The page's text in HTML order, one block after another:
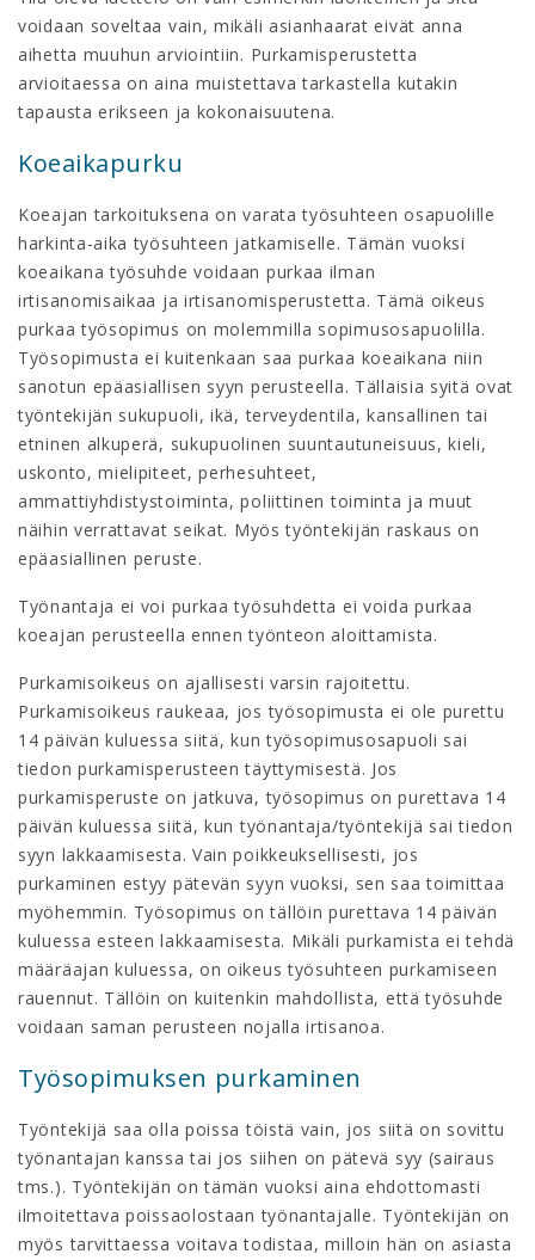
voidaan soveltaa vain, mikäli asianhaarat eivät anna
aihetta muuhun arviointiin. Purkamisperustetta
arvioitaessa on aina muistettava tarkastella kutakin
tapausta erikseen ja kokonaisuutena.
Koeaikapurku
Koeajan tarkoituksena on varata työsuhteen osapuolille
harkinta-aika työsuhteen jatkamiselle. Tämän vuoksi
koeaikana työsuhde voidaan purkaa ilman
irtisanomisaikaa ja irtisanomisperustetta. Tämä oikeus
purkaa työsopimus on molemmilla sopimusosapuolilla.
Työsopimusta ei kuitenkaan saa purkaa koeaikana niin
sanotun epäasiallisen syyn perusteella. Tällaisia syitä ovat
työntekijän sukupuoli, ikä, terveydentila, kansallinen tai
etninen alkuperä, sukupuolinen suuntautuneisuus, kieli,
uskonto, mielipiteet, perhesuhteet,
ammattiyhdistystoiminta, poliittinen toiminta ja muut
näihin verrattavat seikat. Myös työntekijän raskaus on
epäasiallinen peruste.
Työnantaja ei voi purkaa työsuhdetta ei voida purkaa
koeajan perusteella ennen työnteon aloittamista.
Purkamisoikeus on ajallisesti varsin rajoitettu.
Purkamisoikeus raukeaa, jos työsopimusta ei ole purettu
14 päivän kuluessa siitä, kun työsopimusosapuoli sai
tiedon purkamisperusteen täyttymisestä. Jos
purkamisperuste on jatkuva, työsopimus on purettava 14
päivän kuluessa siitä, kun työnantaja/työntekijä sai tiedon
syyn lakkaamisesta. Vain poikkeuksellisesti, jos
purkaminen estyy pätevän syyn vuoksi, sen saa toimittaa
myöhemmin. Työsopimus on tällöin purettava 14 päivän
kuluessa esteen lakkaamisesta. Mikäli purkamista ei tehdä
määräajan kuluessa, on oikeus työsuhteen purkamiseen
rauennut. Tällöin on kuitenkin mahdollista, että työsuhde
voidaan saman perusteen nojalla irtisanoa.
Työsopimuksen purkaminen
Työntekijä saa olla poissa töistä vain, jos siitä on sovittu
työnantajan kanssa tai jos siihen on pätevä syy (sairaus
tms.). Työntekijän on tämän vuoksi aina ehdottomasti
ilmoitettava poissaolostaan työnantajalle. Työntekijän on
myös tarvittaessa voitava todistaa, milloin hän on asiasta